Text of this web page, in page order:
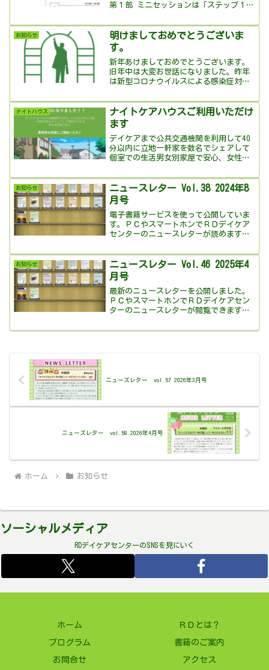
第１部 ミニセッションは「ステップ１」
アセンター修了生のモモさんをお迎えし
ます。関係者、当事者、ご家族、自助グ
ルー...
お知らせ
明けましておめでとうございま
す。
新年あけましておめでとうございます。
旧年中は大変お世話になりました。昨年
は新型コロナウイルスによる感染症対策
させてもらいました。オンラインで運ぶ
メッセージや広報、セミナーの開催。利
用者様の通所利用を止める...
ナイトハウス
ナイトケアハウスご利用いただけ
ます
デイケアまで公共交通機関を利用して40
分以内に立地一軒家を数名でシェアして
個室での生活男女別家屋で安心、女性専
ンターの母体法人ジャパンマックの経験
によるとデイケアとナイトケアの同時利
用にる回復率はデイケア...
お知らせ
ニュースレター Vol.38 2024年8
月号
電子書籍サービスを使って公開していま
す。ＰＣやスマートホンでＲＤデイケア
センターのニュースレターが読めます。
開きます。ニュースレターを電子書籍で
読む本棚も作成しました。過去のニュー
スレターやＲＤデイケアセ...
お知らせ
ニュースレター Vol.46 2025年4
月号
最新のニュースレターを公開しました。
ＰＣやスマートホンでＲＤデイケアセン
ターのニュースレターが閲覧できます。
開きます。ニュースレターを電子書籍で
ニューズレター vol.57 2026年3月号
ニューズレター vol.58 2026年4月号
ホーム お知らせ
ソーシャルメディア
RDデイケアセンターのSNSを見にいく
ホーム ＲＤとは？
プログラム 書籍のご案内
お問合せ アクセス